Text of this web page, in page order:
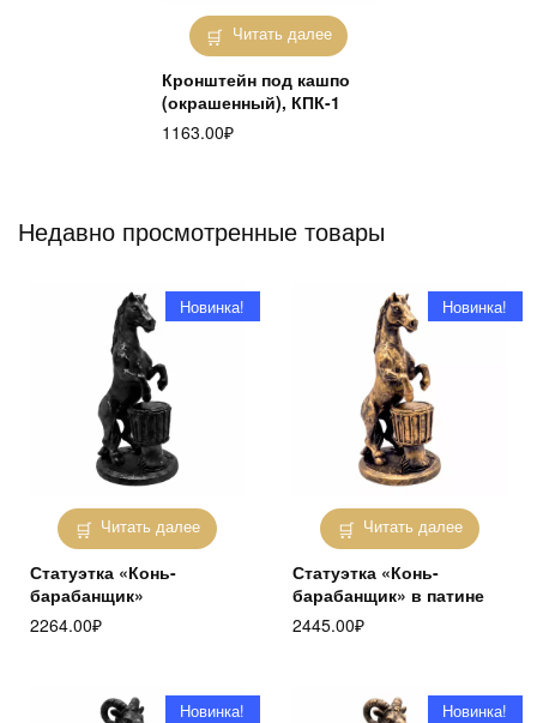
Читать далее
Кронштейн под кашпо
(окрашенный), КПК-1
1163.00₽
Недавно просмотренные товары
Читать далее
Новинка!
Статуэтка «Конь-
барабанщик»
2264.00₽
Читать далее
Новинка!
Статуэтка «Конь-
барабанщик» в патине
2445.00₽
Новинка! Новинка!